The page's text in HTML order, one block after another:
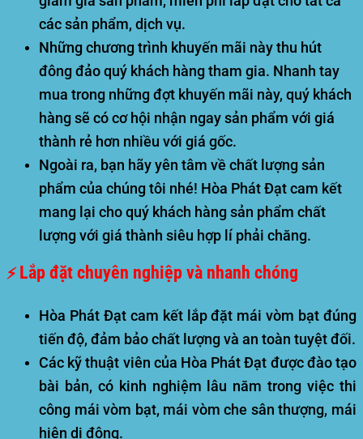
các sản phẩm, dịch vụ.
Những chương trình khuyến mãi này thu hút
đông đảo quý khách hàng tham gia. Nhanh tay
mua trong những đợt khuyến mãi này, quý khách
hàng sẽ có cơ hội nhận ngay sản phẩm với giá
thành rẻ hơn nhiều với giá gốc.
Ngoài ra, bạn hãy yên tâm về chất lượng sản
phẩm của chúng tôi nhé! Hòa Phát Đạt cam kết
mang lại cho quý khách hàng sản phẩm chất
lượng với giá thành siêu hợp lí phải chăng.
⚡ Lắp đặt chuyên nghiệp và nhanh chóng
Hòa Phát Đạt cam kết lắp đặt mái vòm bạt đúng
tiến độ, đảm bảo chất lượng và an toàn tuyệt đối.
Các kỹ thuật viên của Hòa Phát Đạt được đào tạo
bài bản, có kinh nghiệm lâu năm trong việc thi
công mái vòm bạt, mái vòm che sân thượng, mái
hiên di động.